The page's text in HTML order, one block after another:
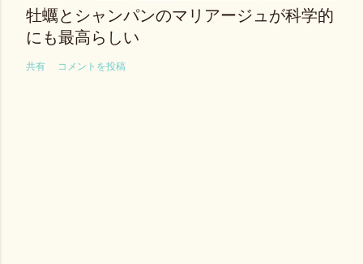
牡蠣とシャンパンのマリアージュが科学的
にも最高らしい
共有 コメントを投稿